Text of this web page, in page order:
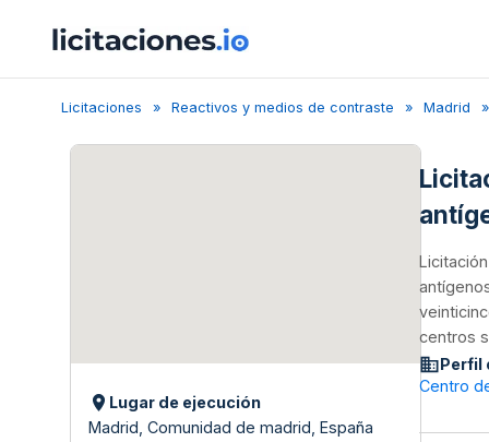
Licitaciones Reactivos y medios de contraste Madrid
Lugar de ejecución
Madrid, Comunidad de madrid, España
centros
Perfil
Centro